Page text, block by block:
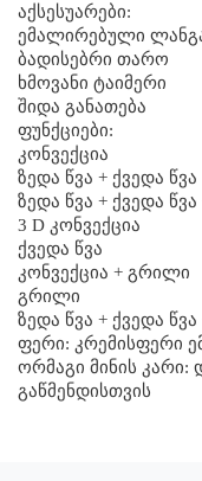
აქსესუარები:
ემალირებული
ბადისებრი თარო
ხმოვანი ტაიმერი
შიდა განათება
ფუნქციები:
კონვექცია
ზედა წვა + ქვედა წვა
ზედა წვა + ქვედა წვა
3 D კონვექცია
ქვედა წვა
კონვექცია + გრილი
გრილი
ზედა წვა + ქვედა
ფერი: კრემისფერი
ორმაგი მინის კარი:
გაწმენდისთვის